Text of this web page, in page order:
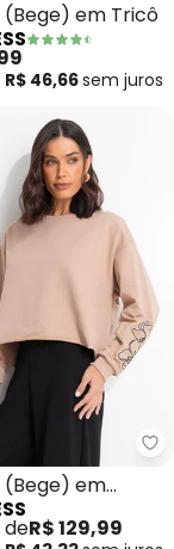
(Bege) em Tricô
R$ 46,66sem juros
(Bege
(Bege) em
R$ 129,99